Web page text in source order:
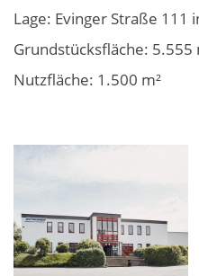
Lage: Evinger Straße 111
Grundstücksfläche: 5.555
Nutzfläche: 1.500 m²